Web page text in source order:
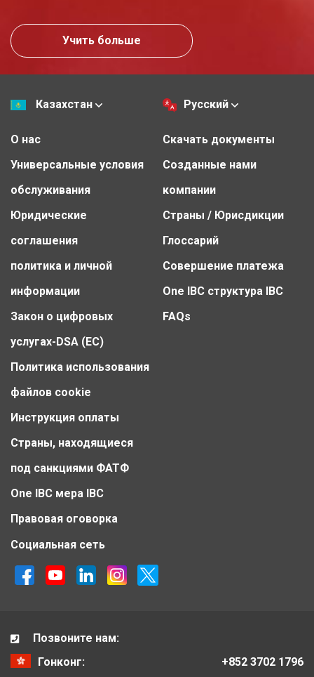
Учить больше
Казахстан Русский
О нас
Универсальные условия
обслуживания
Юридические
соглашения
политика и личной
информации
Закон о цифровых
услугах-DSA (ЕС)
Политика использования
файлов cookie
Инструкция оплаты
Страны, находящиеся
под санкциями ФАТФ
One IBC мера IBC
Правовая оговорка
Скачать документы
Созданные нами
компании
Страны / Юрисдикции
Глоссарий
Совершение платежа
One IBC структура IBC
FAQs
Социальная сеть
Позвоните нам:
Гонконг:
+852 3702 1796